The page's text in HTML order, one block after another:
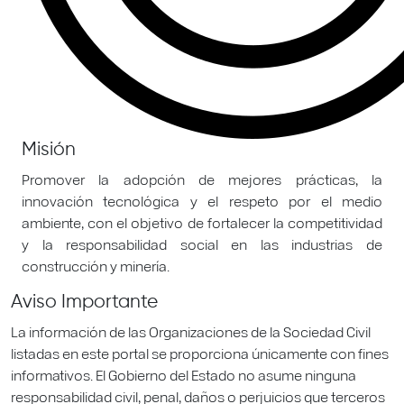
Misión
Promover la adopción de mejores prácticas, la
innovación tecnológica y el respeto por el medio
ambiente, con el objetivo de fortalecer la competitividad
y la responsabilidad social en las industrias de
construcción y minería.
Aviso Importante
La información de las Organizaciones de la Sociedad Civil
listadas en este portal se proporciona únicamente con fines
informativos. El Gobierno del Estado no asume ninguna
responsabilidad civil, penal, daños o perjuicios que terceros